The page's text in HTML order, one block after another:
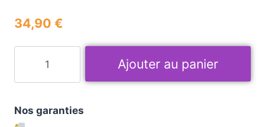
34,90 €
Ajouter au panier
Nos garanties